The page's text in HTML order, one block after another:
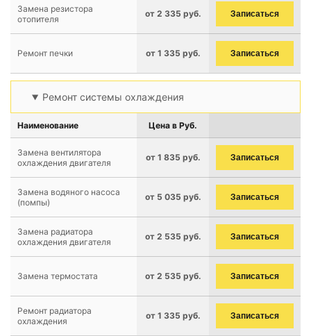
Замена резистора
отопителя
от 2 335 руб. Записаться
Ремонт печки от 1 335 руб. Записаться
Ремонт системы охлаждения
Наименование Цена в Руб.
Замена вентилятора
охлаждения двигателя
от 1 835 руб. Записаться
Замена водяного насоса
(помпы)
от 5 035 руб. Записаться
Замена радиатора
охлаждения двигателя
от 2 535 руб. Записаться
Замена термостата от 2 535 руб. Записаться
Ремонт радиатора
охлаждения
от 1 335 руб. Записаться